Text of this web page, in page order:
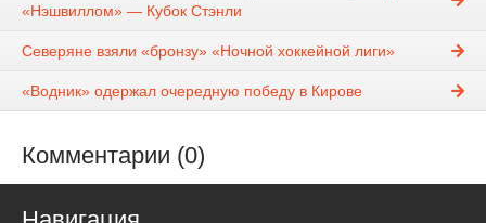
«Нэшвиллом» — Кубок Стэнли
Северяне взяли «бронзу» «Ночной хоккейной лиги»
«Водник» одержал очередную победу в Кирове
Комментарии (0)